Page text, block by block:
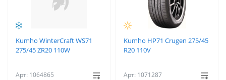
Kumho WinterCraft WS71
275/45 ZR20 110W
Арт: 1064865
Kumho HP71 Crugen 275/45
R20 110V
Арт: 1071287